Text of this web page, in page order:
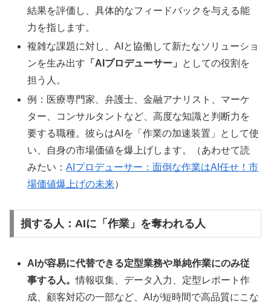
結果を評価し、具体的なフィードバックを与える能
力を指します。
複雑な課題に対し、AIと協働して新たなソリューショ
ンを生み出す 「AIプロデューサー」
としての役割を
担う人。
例：医療専門家、弁護士、金融アナリスト、マーケ
ター、コンサルタントなど、高度な知識と判断力を
要する職種。彼らはAIを「作業の加速装置」として使
い、自身の市場価値を爆上げします。（あわせて読
みたい：AIプロデューサー：面倒な作業はAI任せ！市
場価値爆上げの未来）
損する人：AIに「作業」を奪われる人
AIが容易に代替できる定型業務や単純作業にのみ従
事する人。情報収集、データ入力、定型レポート作
成、顧客対応の一部など、AIが短時間で高品質にこな